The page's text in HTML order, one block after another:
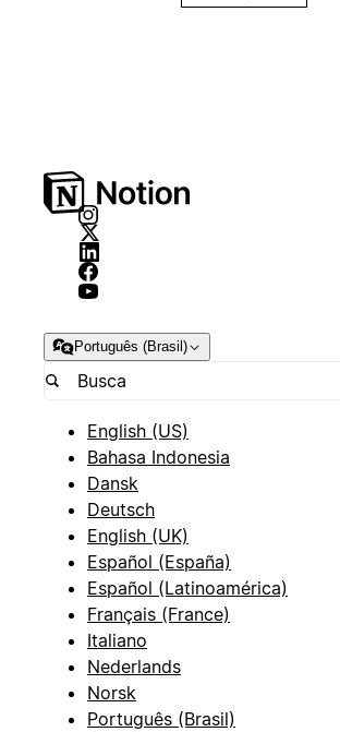
Português (Brasil)
English (US)
Bahasa Indonesia
Dansk
Deutsch
English (UK)
Español (España)
Español (Latinoamérica)
Français (France)
Italiano
Nederlands
Norsk
Português (Brasil)